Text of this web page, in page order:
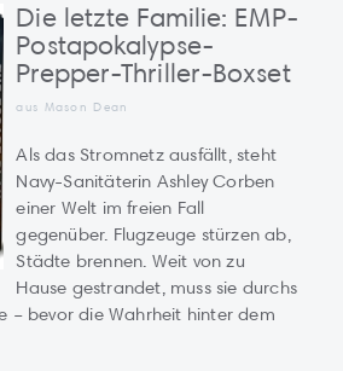
Die letzte Familie: EMP-
Postapokalypse-
Prepper-Thriller-Boxset
aus Mason Dean
Als das Stromnetz ausfällt, steht
Navy-Sanitäterin Ashley Corben
einer Welt im freien Fall
gegenüber. Flugzeuge stürzen ab,
Städte brennen. Weit von zu
Hause gestrandet, muss sie durchs
– bevor die Wahrheit hinter dem